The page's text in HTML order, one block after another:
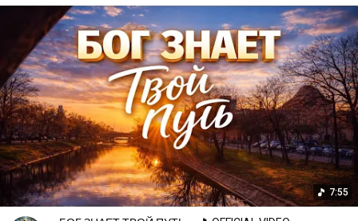
7:55